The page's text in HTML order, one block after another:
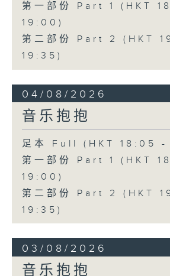
第一部份 Part 1 (HKT
19:00)
第二部份 Part 2 (HKT
19:35)
04/08/2026
音乐抱抱
足本 Full (HKT 18:05 -
第一部份 Part 1 (HKT
19:00)
第二部份 Part 2 (HKT
19:35)
03/08/2026
音乐抱抱